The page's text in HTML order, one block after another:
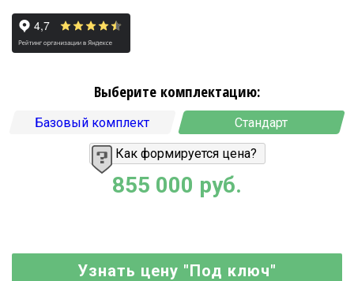
Выберите комплектацию:
Базовый комплект Стандарт
Как формируется цена?
855 000 руб.
Узнать цену "Под ключ"